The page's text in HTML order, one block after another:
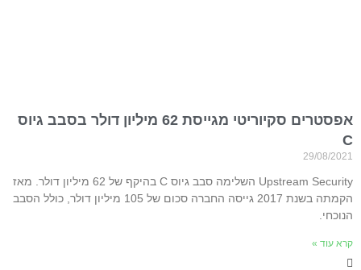
אפסטרים סקיוריטי מגייסת 62 מיליון דולר בסבב גיוס
C
29/08/2021
Upstream Security השלימה סבב גיוס C בהיקף של 62 מיליון דולר. מאז
הקמתה בשנת 2017 גייסה החברה סכום של 105 מיליון דולר, כולל הסבב
הנוכחי.
קרא עוד »